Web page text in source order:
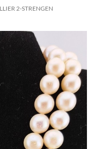
2-STRENGEN